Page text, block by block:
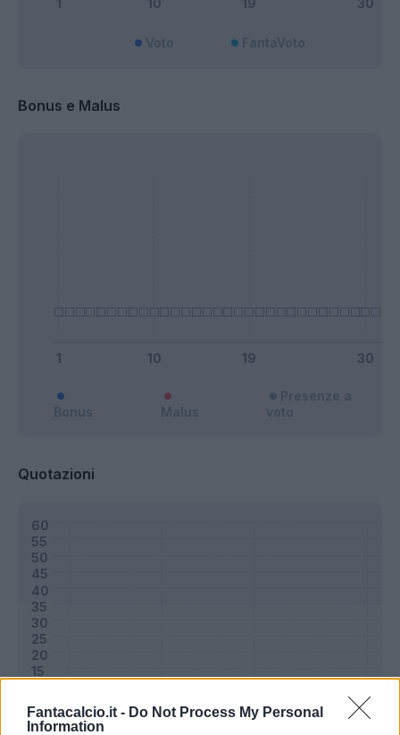
Fantacalcio.it - Do Not Process My Personal
Information
Bonus e Malus
Quotazioni